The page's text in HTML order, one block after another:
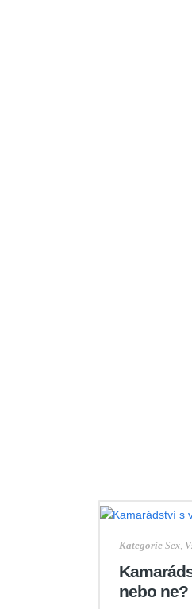
Kategorie Sex,
nebo ne?